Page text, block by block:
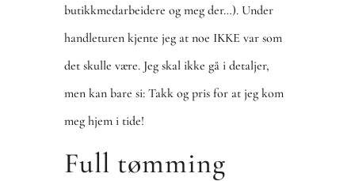
butikkmedarbeidere og meg der…). Under
handleturen kjente jeg at noe IKKE var som
det skulle være. Jeg skal ikke gå i detaljer,
men kan bare si: Takk og pris for at jeg kom
meg hjem i tide!
Full tømming